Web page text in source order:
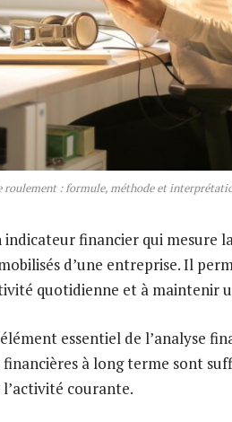
roulement : formule, méthode et
indicateur financier qui mesure
d’une entreprise. Il
quotidienne et à maintenir
essentiel de l’analyse
à long terme sont
courante.